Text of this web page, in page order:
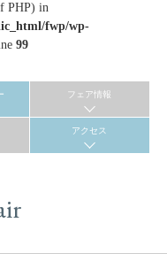
PHP) in
fwp/wp-
99
フェア情報
アクセス